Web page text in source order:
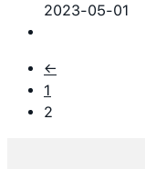
2023-05-01
←
1
2